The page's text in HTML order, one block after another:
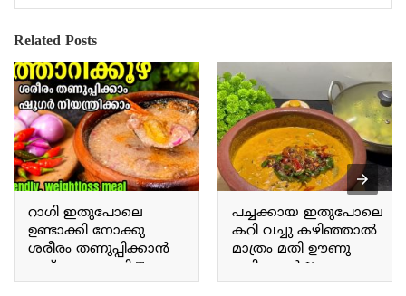
Related Posts
റാഗി ഇതുപോലെ
ഉണ്ടാക്കി നോക്കു
ശരീരം തണുപ്പിക്കാൻ
ഇത് മാത്രം മതി Try
making ragi this way; this
പച്ചക്കായ ഇതുപോലെ
കറി വച്ചു കഴിഞ്ഞാൽ
മാത്രം മതി ഊണു
കഴിക്കാൻ If you prepare
a curry with raw plantains